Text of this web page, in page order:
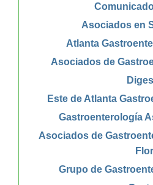
Asociados en
Atlanta
Asociados de
Este de Atlanta
Gastroenterología
Asociados de
Grupo de